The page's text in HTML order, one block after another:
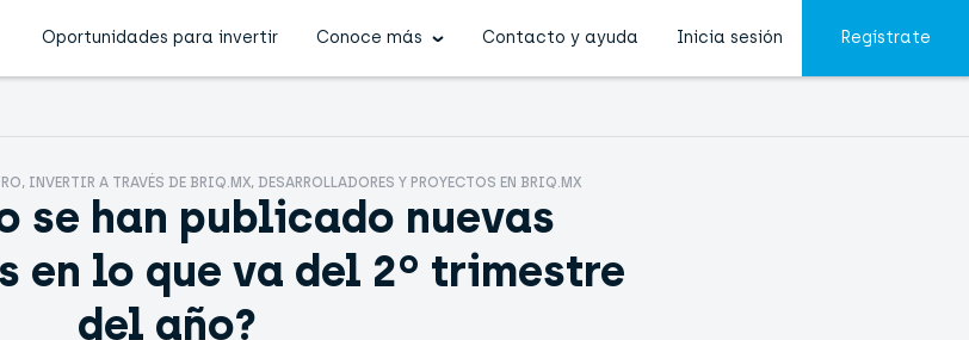
Oportunidades para invertir Conoce más Contacto y ayuda Inicia sesión Regístrate
INVERTIR A TRAVÉS DE BRIQ.MX, DESARROLLADORES Y PROYECTOS EN BRIQ.MX
se han publicado nuevas
en lo que va del 2º trimestre
del año?